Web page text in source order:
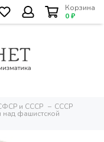
Корзина
0 ₽
и СССР СССР
над фашистской